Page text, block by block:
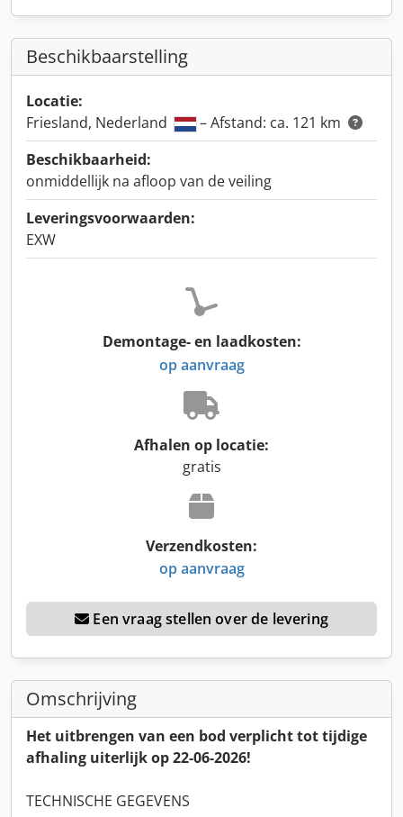
Beschikbaarstelling
Locatie:
Friesland, Nederland
– Afstand: ca. 121 km
Beschikbaarheid:
onmiddellijk na afloop van de veiling
Leveringsvoorwaarden:
EXW
Demontage- en laadkosten:
op aanvraag
Afhalen op locatie:
gratis
Verzendkosten:
op aanvraag
Een vraag stellen over de levering
Omschrijving
Het uitbrengen van een bod verplicht tot tijdige
afhaling uiterlijk op 22-06-2026!
TECHNISCHE GEGEVENS